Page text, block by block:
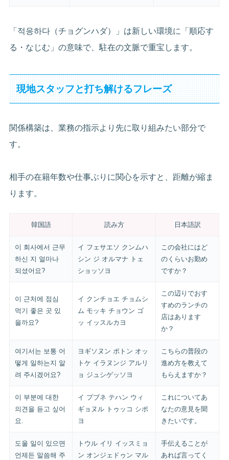
「적응하다（チョグンハダ）」は新しい環境に「順応す
る・なじむ」の意味で、駐在の文脈で重宝します。
現地スタッフと打ち解けるフレーズ
関係構築は、業務の指示より先に取り組みたい部分で
す。
相手の在籍年数や仕事ぶりに関心を示すと、距離が縮ま
ります。
韓国語 読み方 日本語訳
이 회사에서 근무
하신 지 얼마나
되셨어요?
イ フェサエソ クンムハ
シン ジ オルマナ トェ
ショッソヨ
この会社にはど
のくらいお勤め
ですか？
이 근처에 점심
먹기 좋은 곳 있
을까요?
イ クンチョエ チョムシ
ム モッキ チョウン ゴ
ッ イッスルカヨ
この辺りでおす
すめのランチの
店はあります
か？
여기서는 보통 어
떻게 일하는지 알
려 주시겠어요?
ヨギソヌン ポトン オッ
トケ イラヌンジ アルリ
ョ ジュシゲッソヨ
こちらの普段の
進め方を教えて
もらえますか？
이 부분에 대한
의견을 듣고 싶어
요.
イ プブネ テハン ウィ
ギョヌル トゥッコ シポ
ヨ
これについてあ
なたの意見を聞
きたいです。
도울 일이 있으면
언제든 말씀해 주
トウル イリ イッスミョ
ン オンジェドゥン マル
手伝えることが
あれば言ってく